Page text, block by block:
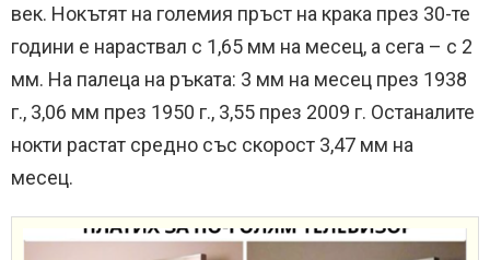
век. Нокътят на големия пръст на крака през 30-те
години е нараствал с 1,65 мм на месец, а сега – с 2
мм. На палеца на ръката: 3 мм на месец през 1938
г., 3,06 мм през 1950 г., 3,55 през 2009 г. Останалите
нокти растат средно със скорост 3,47 мм на
месец.